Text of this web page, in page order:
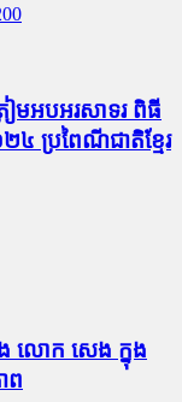
ៀមអបអរសាទរ ពិធី
ប្រពៃណីជាតិខ្មែរ
លោក សេង ក្នុង
ព